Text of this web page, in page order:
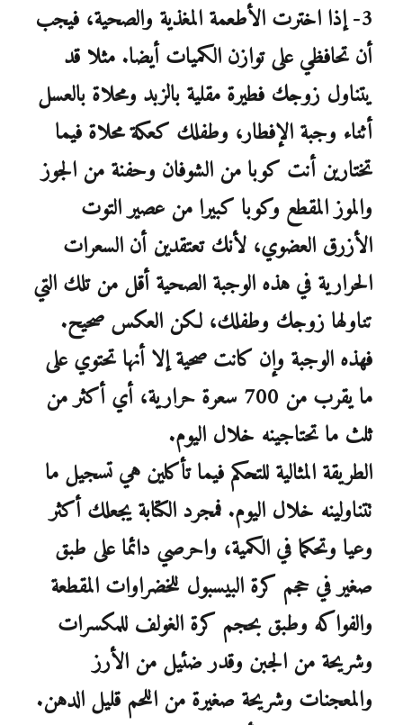
3- إذا اخترت الأطعمة المغذية والصحية، فيجب
أن تحافظي على توازن الكميات أيضا. مثلا قد
يتناول زوجك فطيرة مقلية بالزبد ومحلاة بالعسل
أثناء وجبة الإفطار، وطفلك كعكة محلاة فيما
تختارين أنت كوبا من الشوفان وحفنة من الجوز
والموز المقطع وكوبا كبيرا من عصير التوت
الأزرق العضوي، لأنك تعتقدين أن السعرات
الحرارية في هذه الوجبة الصحية أقل من تلك التي
تناولها زوجك وطفلك، لكن العكس صحيح.
فهذه الوجبة وإن كانت صحية إلا أنها تحتوي على
ما يقرب من 700 سعرة حرارية، أي أكثر من
ثلث ما تحتاجينه خلال اليوم.
الطريقة المثالية للتحكم فيما تأكلين هي تسجيل ما
تتناولينه خلال اليوم. فمجرد الكتابة يجعلك أكثر
وعيا وتحكما في الكمية، واحرصي دائما على طبق
صغير في حجم كرة البيسبول للخضراوات المقطعة
والفواكه وطبق بحجم كرة الغولف للمكسرات
وشريحة من الجبن وقدر ضئيل من الأرز
والمعجنات وشريحة صغيرة من اللحم قليل الدهن.